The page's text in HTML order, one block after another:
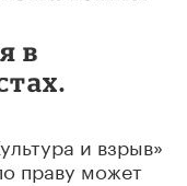
в
и взрыв»
праву может